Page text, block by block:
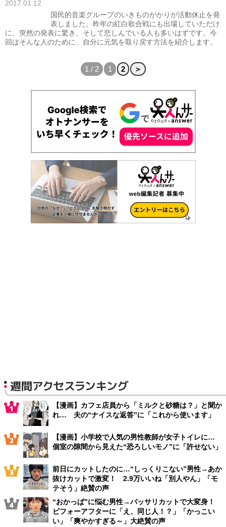
2017.01.12
国民的音楽グループのいきものがかりが活動休止を発
表しました。昨年の紅白歌合戦にも出場していただけ
に、突然の発表に驚き、そして悲しんでいる人も多いはずです。今
回はそんな人のために、自分に元気を取り戻す方法を紹介します。
1 / 2 1 2 ＞
週間アクセスランキング
【漫画】カフェ店員から「ミルクと砂糖は？」と聞か
れ… 夫の“ナイスな返答”に「これから使います」
【漫画】小学校で人気の男性教師が女子トイレに…
個室の隙間から見えた“恐ろしいモノ”に「許せない」
前日にカットしたのに…“しっくりこない”男性→あか
抜けカットで激変！ 2.9万いいね「別人やん」「モ
テそう」絶賛の声
“おかっぱ”に悩む男性→バッサリカットで大変身！
ビフォーアフターに「え、同じ人！？」「かっこい
い」「爽やかすぎる～」大絶賛の声